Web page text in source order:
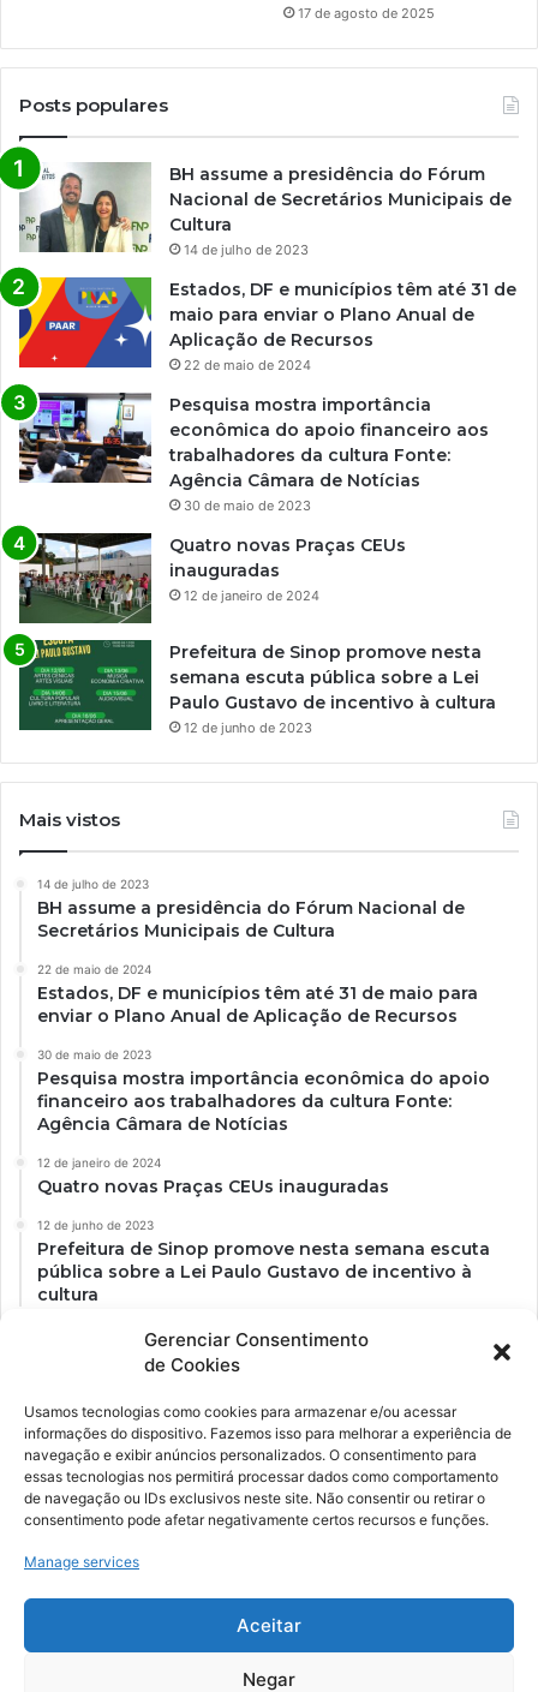
Gerenciar Consentimento
de Cookies
Usamos tecnologias como cookies para armazenar e/ou acessar
informações do dispositivo. Fazemos isso para melhorar a experiência de
navegação e exibir anúncios personalizados. O consentimento para
essas tecnologias nos permitirá processar dados como comportamento
de navegação ou IDs exclusivos neste site. Não consentir ou retirar o
consentimento pode afetar negativamente certos recursos e funções.
Manage services
Aceitar
Negar
17 de agosto de 2025
Posts populares
BH assume a presidência do Fórum
Nacional de Secretários Municipais de
Cultura
14 de julho de 2023
Estados, DF e municípios têm até 31 de
maio para enviar o Plano Anual de
Aplicação de Recursos
22 de maio de 2024
Pesquisa mostra importância
econômica do apoio financeiro aos
trabalhadores da cultura Fonte:
Agência Câmara de Notícias
30 de maio de 2023
Quatro novas Praças CEUs
inauguradas
12 de janeiro de 2024
Prefeitura de Sinop promove nesta
semana escuta pública sobre a Lei
Paulo Gustavo de incentivo à cultura
12 de junho de 2023
Mais vistos
14 de julho de 2023
BH assume a presidência do Fórum Nacional de
Secretários Municipais de Cultura
22 de maio de 2024
Estados, DF e municípios têm até 31 de maio para
enviar o Plano Anual de Aplicação de Recursos
30 de maio de 2023
Pesquisa mostra importância econômica do apoio
financeiro aos trabalhadores da cultura Fonte:
Agência Câmara de Notícias
12 de janeiro de 2024
Quatro novas Praças CEUs inauguradas
12 de junho de 2023
Prefeitura de Sinop promove nesta semana escuta
pública sobre a Lei Paulo Gustavo de incentivo à
cultura
Ockara é uma plataforma multicultural e criativa. Nossa proposta é
oferecer o máximo de ferramentas para realizadores e
YouTube